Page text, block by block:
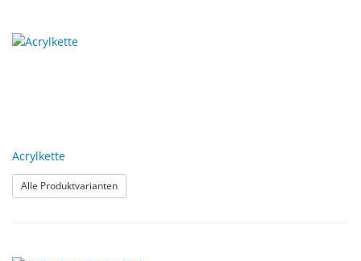
Acrylkette
Alle Produktvarianten: Acrylkette